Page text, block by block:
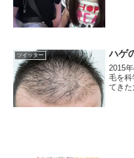
ツイッター ハゲ
2015
毛を科
てきた